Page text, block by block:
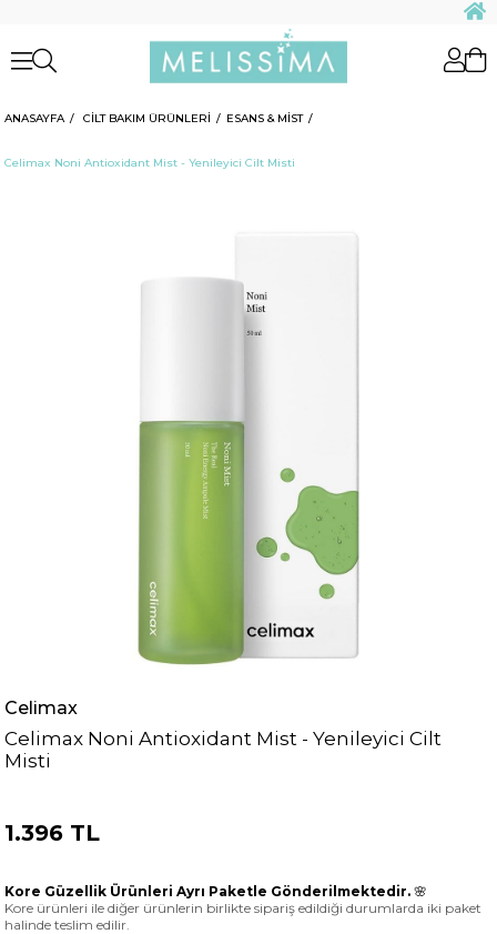
ANASAYFA CİLT BAKIM ÜRÜNLERİ ESANS & MİST
Celimax Noni Antioxidant Mist - Yenileyici Cilt Misti
Celimax Noni Antioxidant Mist - Yenileyici Cilt
Misti
Celimax
1.396 TL
Kore Güzellik Ürünleri Ayrı Paketle Gönderilmektedir. 🌸
Kore ürünleri ile diğer ürünlerin birlikte sipariş edildiği durumlarda iki paket
halinde teslim edilir.